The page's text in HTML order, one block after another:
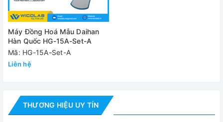
Máy Đồng Hoá Mẫu Daihan
Hàn Quốc HG-15A-Set-A
Mã: HG-15A-Set-A
Liên hệ
THƯƠNG HIỆU UY TÍN